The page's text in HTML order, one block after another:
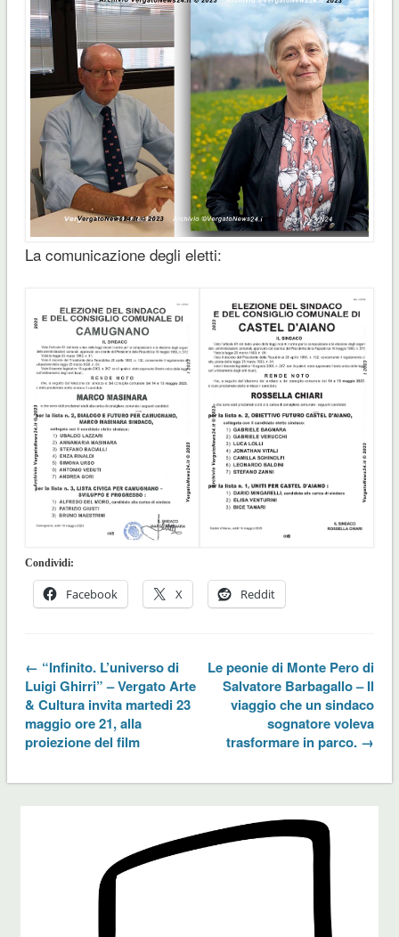
La comunicazione degli eletti:
Condividi:
Facebook X Reddit
← “Infinito. L’universo di
Luigi Ghirri” – Vergato Arte
& Cultura invita martedi 23
maggio ore 21, alla
proiezione del film
Le peonie di Monte Pero di
Salvatore Barbagallo – Il
viaggio che un sindaco
sognatore voleva
trasformare in parco. →